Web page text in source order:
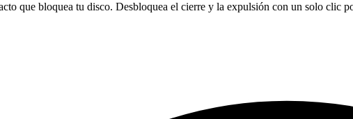
que bloquea tu disco. Desbloquea el cierre y la expulsión con un solo clic